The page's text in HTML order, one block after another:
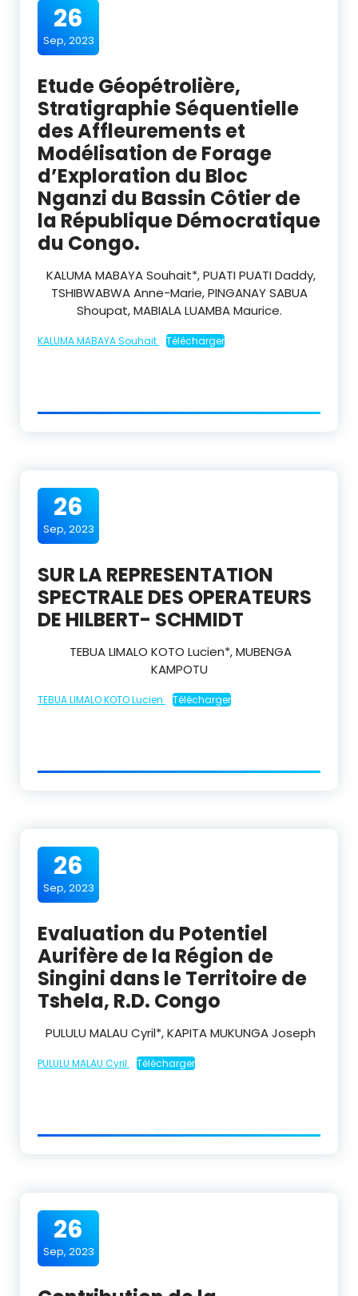
26
Sep, 2023
Etude Géopétrolière,
Stratigraphie Séquentielle
des Affleurements et
Modélisation de Forage
d’Exploration du Bloc
Nganzi du Bassin Côtier de
la République Démocratique
du Congo.
KALUMA MABAYA Souhait*,PUATI PUATI Daddy,
TSHIBWABWAAnne-Marie,PINGANAY SABUA
Shoupat,MABIALA LUAMBAMaurice.
KALUMA MABAYA Souhait Télécharger
26
Sep, 2023
SUR LA REPRESENTATION
SPECTRALE DES OPERATEURS
DE HILBERT- SCHMIDT
TEBUA LIMALO KOTO Lucien*, MUBENGA
KAMPOTU
TEBUA LIMALO KOTO Lucien Télécharger
26
Sep, 2023
Evaluation du Potentiel
Aurifère de la Région de
Singini dans le Territoire de
Tshela, R.D. Congo
PULULU MALAU Cyril*, KAPITA MUKUNGA Joseph
PULULU MALAU Cyril Télécharger
26
Sep, 2023